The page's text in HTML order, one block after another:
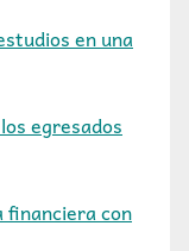
en una
egresados
financiera con